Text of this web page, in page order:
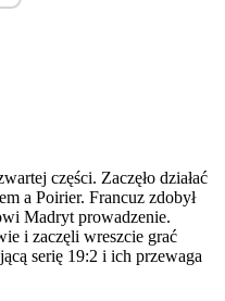
części. Zaczęło działać
a Poirier. Francuz zdobył
Madryt prowadzenie.
i zaczęli wreszcie grać
serię 19:2 i ich przewaga